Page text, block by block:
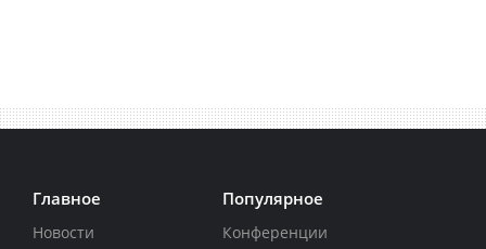
Главное
Новости
Популярное
Конференции